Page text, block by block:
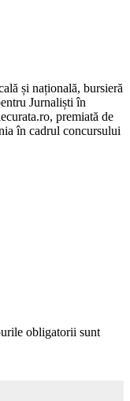
și națională, bursieră
Jurnaliști în
premiată de
în cadrul concursului
obligatorii sunt